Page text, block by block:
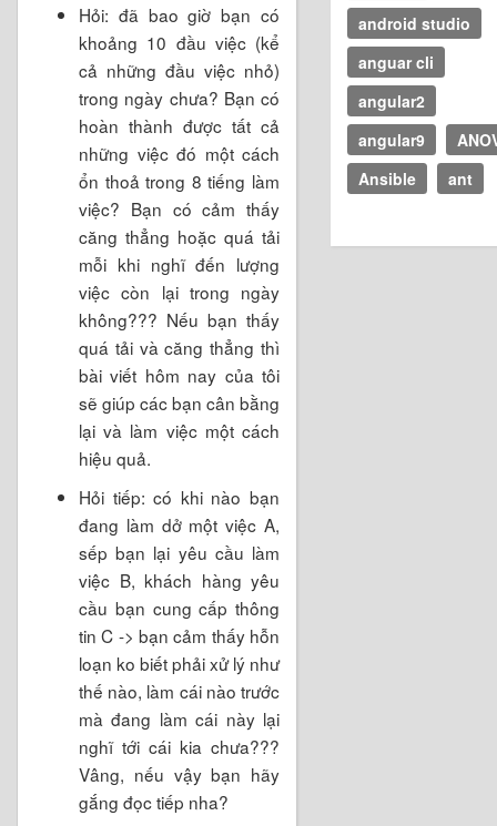
Hỏi: đã bao giờ bạn có
khoảng 10 đầu việc (kể
cả những đầu việc nhỏ)
trong ngày chưa? Bạn có
hoàn thành được tất cả
những việc đó một cách
ổn thoả trong 8 tiếng làm
việc? Bạn có cảm thấy
căng thẳng hoặc quá tải
mỗi khi nghĩ đến lượng
việc còn lại trong ngày
không??? Nếu bạn thấy
quá tải và căng thẳng thì
bài viết hôm nay của tôi
sẽ giúp các bạn cân bằng
lại và làm việc một cách
hiệu quả.
Hỏi tiếp: có khi nào bạn
đang làm dở một việc A,
sếp bạn lại yêu cầu làm
việc B, khách hàng yêu
cầu bạn cung cấp thông
tin C -> bạn cảm thấy hỗn
loạn ko biết phải xử lý như
thế nào, làm cái nào trước
mà đang làm cái này lại
nghĩ tới cái kia chưa???
Vâng, nếu vậy bạn hãy
gắng đọc tiếp nha?
android studio
anguar cli
angular2
angular9
Ansible
ant